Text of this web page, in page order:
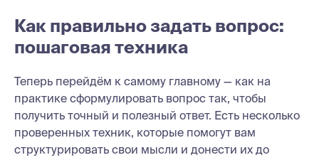
Как правильно задать вопрос:
пошаговая техника
Теперь перейдём к самому главному — как на
практике сформулировать вопрос так, чтобы
получить точный и полезный ответ. Есть несколько
проверенных техник, которые помогут вам
структурировать свои мысли и донести их до